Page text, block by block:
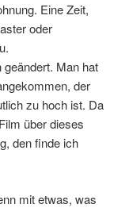
Eine Zeit,
oder
Man hat
der
zu hoch ist. Da
über dieses
den finde ich
mit etwas, was